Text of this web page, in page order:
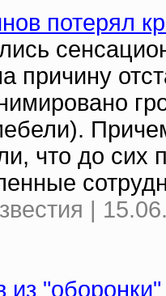
потерял
причину
что до
|